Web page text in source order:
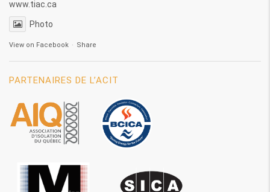
www.tiac.ca
Photo
View on Facebook · Share
PARTENAIRES DE L’ACIT